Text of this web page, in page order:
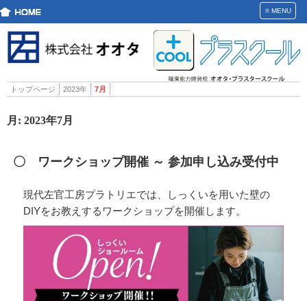
≡MENU
トップページ 2023年 7月
月: 2023年7月
〇 ワークショップ開催 ～ 参加申し込み受付中
現代左官工房プラトリエでは、しっくいを用いた壁の
DIYをお教えするワークショップを開催します。